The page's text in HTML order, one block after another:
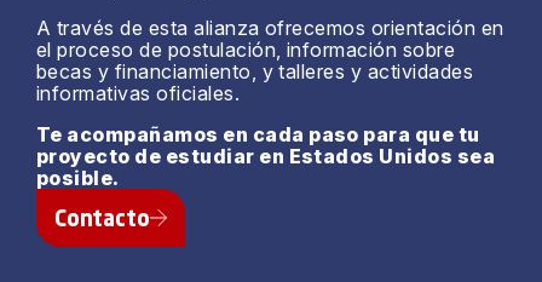
A través de esta alianza ofrecemos orientación en
el proceso de postulación, información sobre
becas y financiamiento, y talleres y actividades
informativas oficiales.
Te acompañamos en cada paso para que tu
proyecto de estudiar en Estados Unidos sea
posible.
Contacto